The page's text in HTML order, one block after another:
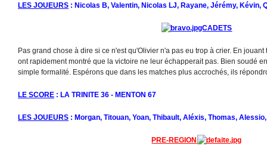
LES JOUEURS : Nicolas B, Valentin, Nicolas LJ, Rayane, Jérémy, Kévin,
CADETS
Pas grand chose à dire si ce n'est qu'Olivier n'a pas eu trop à crier. En
ont rapidement montré que la victoire ne leur échapperait pas. Bien soudé
simple formalité. Espérons que dans les matches plus accrochés, ils
LE SCORE : LA TRINITE 36 - MENTON 67
LES JOUEURS : Morgan, Titouan, Yoan, Thibault, Aléxis, Thomas,
PRE-REGION